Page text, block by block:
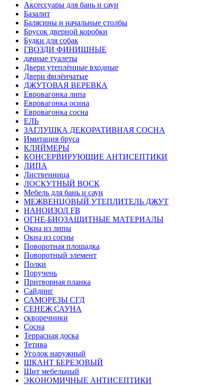
Аксессуары для бань и саун
Базалит
Балясины и начальные столбы
Брусок дверной коробки
Будки для собак
ГВОЗДИ ФИНИШНЫЕ
дачные туалеты
Двери утеплённые входные
Двери филёнчатые
ДЖУТОВАЯ ВЕРЕВКА
Евровагонка липа
Евровагонка осина
Евровагонка сосна
ЕЛЬ
ЗАГЛУШКА ДЕКОРАТИВНАЯ СОСНА
Имитация бруса
КЛЯЙМЕРЫ
КОНСЕРВИРУЮЩИЕ АНТИСЕПТИКИ
ЛИПА
Лиственница
ЛОСКУТНЫЙ ВОСК
Мебель для бань и саун
МЕЖВЕНЦОВЫЙ УТЕПЛИТЕЛЬ ДЖУТ
НАНОИЗОЛ FB
ОГНЕ-БИОЗАЩИТНЫЕ МАТЕРИАЛЫ
Окна из липы
Окна из сосны
Поворотная площадка
Поворотный элемент
Полки
Поручень
Притворная планка
Сайдинг
САМОРЕЗЫ СГД
СЕНЕЖ САУНА
скворечники
Сосна
Террасная доска
Тетива
Уголок наружный
ШКАНТ БЕРЕЗОВЫЙ
Щит мебельный
ЭКОНОМИЧНЫЕ АНТИСЕПТИКИ